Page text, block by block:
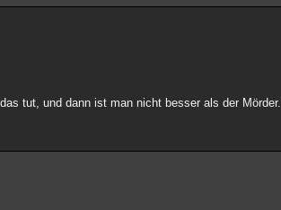
tut, und dann ist man nicht besser als der Mörder.